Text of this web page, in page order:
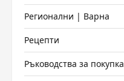
Регионални | Варна
Рецепти
Ръководства за покупка